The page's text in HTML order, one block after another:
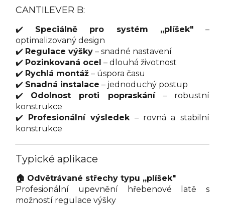
CANTILEVER B:
✔️ Speciálně pro systém „plíšek"
–
optimalizovaný design
✔️ Regulace výšky – snadné nastavení
✔️ Pozinkovaná ocel – dlouhá životnost
✔️ Rychlá montáž – úspora času
✔️ Snadná instalace – jednoduchý postup
✔️
Odolnost proti popraskání
– robustní
konstrukce
✔️
Profesionální výsledek – rovná a stabilní
konstrukce
Typické aplikace
🏠 Odvětrávané střechy typu „plíšek"
Profesionální upevnění hřebenové latě s
možností regulace výšky